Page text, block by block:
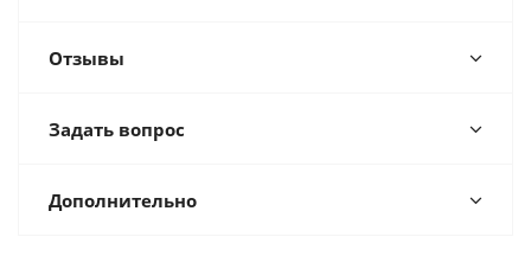
Отзывы
Задать вопрос
Дополнительно